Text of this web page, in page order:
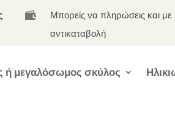

Μπορείς να πληρώσεις και με
αντικαταβολή
ή μεγαλόσωμος σκύλος